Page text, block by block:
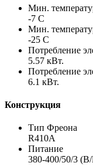
Мин.
-7 С
Мин.
-25 С
Потребление
5.57 кВт.
Потребление
6.1 кВт.
Конструкция
Тип Фреона
R410A
Питание
380-400/50/3